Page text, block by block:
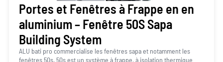
Portes et Fenêtres à Frappe en en
aluminium – Fenêtre 50S Sapa
Building System
ALU bati pro commercialise les fenêtres sapa et notamment les
fenêtres 50s. 50s est un système à frappe, à isolation thermique